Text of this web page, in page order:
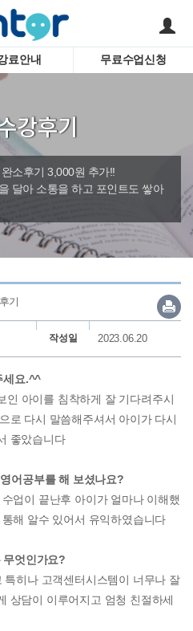
서비스안내
강사소개
회사소개
어린이
영자신
수업
료안내 무료수업신청
강후기
소후기 3,000원 추가!!
달아 소통을 하고 포인트도 쌓아
기
작성일 2023.06.20
세요.^^
인 아이를 침착하게 잘 기다려주시
로 다시 말씀해주셔서 아이가 다시
좋았습니다
어공부를 해 보셨나요?
업이 끝난후 아이가 얼마나 이해했
해 알수 있어서 유익하였습니다
무엇인가요?
히나 고객센터시스템이 너무나 잘
상담이 이루어지고 엄청 친절하세